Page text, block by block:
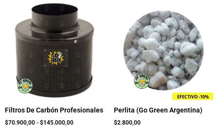
Filtros De Carbón Profesionales
$70.900,00 - $145.000,00
Rango
de
precios:
desde
$70.900,00
hasta
$145.000,00
tiene
múltiples
variantes.
Las
opciones
se
pueden
en
EFECTIVO -10%
Perlita (Go Green Argentina)
$2.800,00